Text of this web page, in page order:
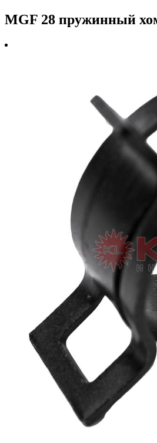
MGF 28 пружинный